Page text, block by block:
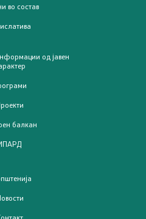
од јавен карактер
во состав
од јавен
балкан